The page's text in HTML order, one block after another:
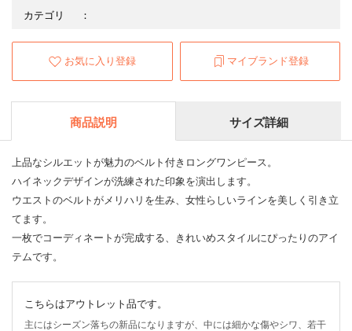
カテゴリ
：
お気に入り登録 マイブランド登録
商品説明 サイズ詳細
上品なシルエットが魅力のベルト付きロングワンピース。
ハイネックデザインが洗練された印象を演出します。
ウエストのベルトがメリハリを生み、女性らしいラインを美しく引き立
てます。
一枚でコーディネートが完成する、きれいめスタイルにぴったりのアイ
テムです。
こちらはアウトレット品です。
主にはシーズン落ちの新品になりますが、中には細かな傷やシワ、若干